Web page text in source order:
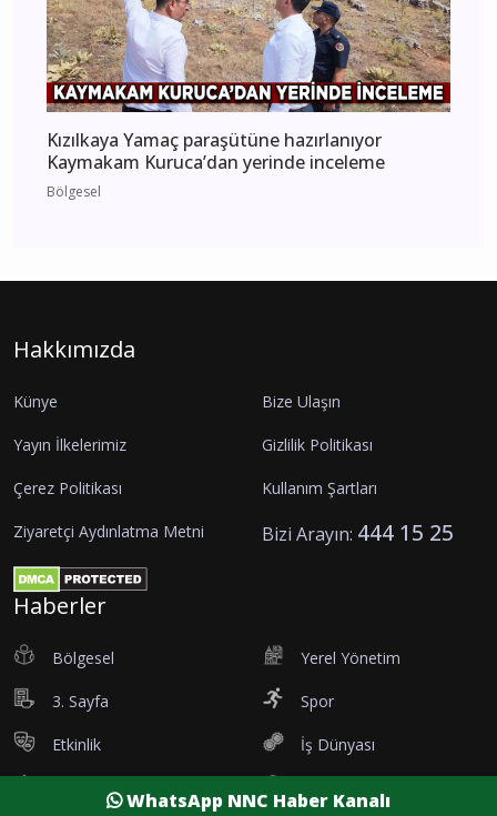
Kızılkaya Yamaç paraşütüne hazırlanıyor
Kaymakam Kuruca’dan yerinde inceleme
Bölgesel
Hakkımızda
Künye Bize Ulaşın
Yayın İlkelerimiz Gizlilik Politikası
Çerez Politikası Kullanım Şartları
Ziyaretçi Aydınlatma Metni Bizi Arayın: 444 15 25
Haberler
Bölgesel Yerel Yönetim
3. Sayfa Spor
Etkinlik İş Dünyası
WhatsApp NNC Haber Kanalı